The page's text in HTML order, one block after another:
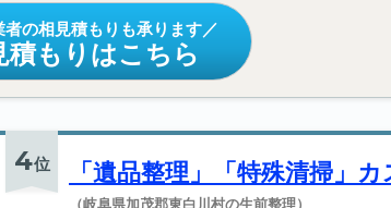
者の相見積もりも承ります
積もりはこちら
4位 「遺品整理」「特殊清掃」
（岐阜県加茂郡東白川村の生前整理）